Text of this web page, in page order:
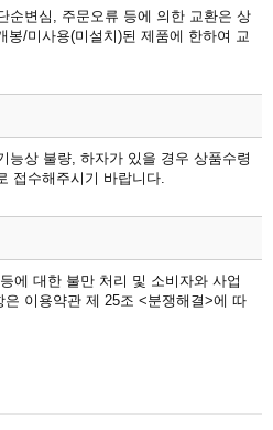
순변심, 주문오류 등에 의한 교환은 상
봉/미사용(미설치)된 제품에 한하여 교
능상 불량, 하자가 있을 경우 상품수령
접수해주시기 바랍니다.
에 대한 불만 처리 및 소비자와 사업
이용약관 제 25조 <분쟁해결>에 따